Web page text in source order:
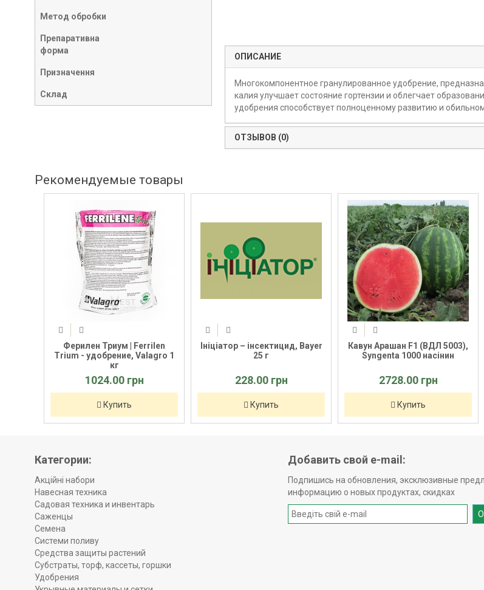
Метод обробки
Препаративна
форма
Призначення
Склад
ОПИСАНИЕ
Многокомпонентное гранулированное удобрение,
калия улучшает состояние гортензии и облегчает
удобрения способствует полноценному развитию и
ОТЗЫВОВ (0)
Рекомендуемые товары
Ферилен Триум | Ferrilen
Trium - удобрение, Valagro 1
кг
1024.00 грн
Купить
Ініціатор – інсектицид, Bayer
25 г
228.00 грн
Купить
Кавун Арашан F1 (ВДЛ 5003),
Syngenta 1000 насінин
2728.00 грн
Купить
Категории:
Акційні набори
Навесная техника
Садовая техника и инвентарь
Саженцы
Семена
Системи поливу
Средства защиты растений
Субстраты, торф, кассеты, горшки
Удобрения
Добавить свой e-mail:
Подпишись на обновления, эксклюзивные
информацию о новых продуктах, скидках